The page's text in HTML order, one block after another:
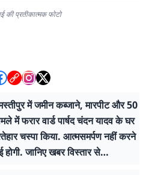
की प्रतीकात्मक फोटो
में जमीन कब्जाने, मारपीट और 50
में फरार वार्ड पार्षद चंदन यादव के घर
चस्पा किया. आत्मसमर्पण नहीं करने
होगी. जानिए खबर विस्तार से…